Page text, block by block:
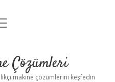
Çözümleri
makine çözümlerini keşfedin